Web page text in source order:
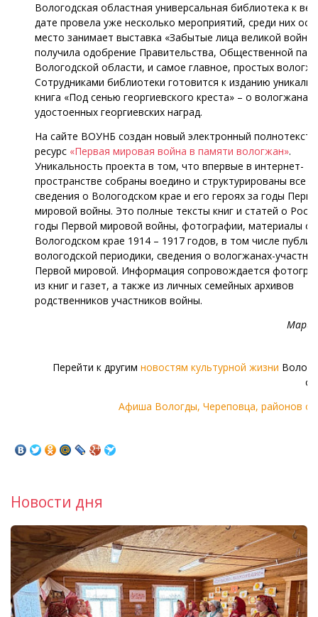
Вологодская областная универсальная библиотека к
дате провела уже несколько мероприятий, среди них
место занимает выставка «Забытые лица великой
получила одобрение Правительства, Общественной
Вологодской области, и самое главное, простых
Сотрудниками библиотеки готовится к изданию
книга «Под сенью георгиевского креста» – о вологжанах,
удостоенных георгиевских наград.
На сайте ВОУНБ создан новый электронный
ресурс «Первая мировая война в памяти вологжан».
Уникальность проекта в том, что впервые в интернет-
пространстве собраны воедино и структурированы все
сведения о Вологодском крае и его героях за годы
мировой войны. Это полные тексты книг и статей о
годы Первой мировой войны, фотографии, материалы о
Вологодском крае 1914 – 1917 годов, в том числе
вологодской периодики, сведения о вологжанах-
Первой мировой. Информация сопровождается
из книг и газет, а также из личных семейных архивов
родственников участников войны.
Мария
Перейти к другим новостям культурной жизни
Афиша Вологды, Череповца, районов
Новости дня